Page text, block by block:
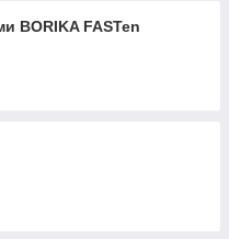
BORIKA FASTen